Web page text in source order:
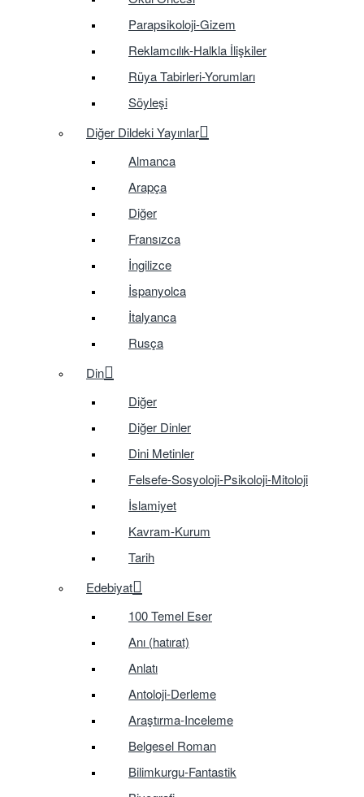
Parapsikoloji-Gizem
Reklamcılık-Halkla İlişkiler
Rüya Tabirleri-Yorumları
Söyleşi
Diğer Dildeki Yayınlar
Almanca
Arapça
Diğer
Fransızca
İngilizce
İspanyolca
İtalyanca
Rusça
Din
Diğer
Diğer Dinler
Dini Metinler
Felsefe-Sosyoloji-Psikoloji-Mitoloji
İslamiyet
Kavram-Kurum
Tarih
Edebiyat
100 Temel Eser
Anı (hatırat)
Anlatı
Antoloji-Derleme
Araştırma-Inceleme
Belgesel Roman
Bilimkurgu-Fantastik